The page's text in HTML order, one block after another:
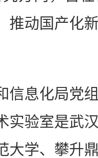
推动国产化
息化局党组
实验室是武
大学、攀升